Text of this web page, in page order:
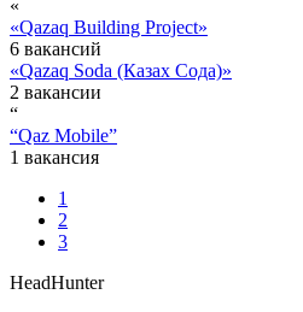
«
«Qazaq Building Project»
6 вакансий
«Qazaq Soda (Казах Сода)»
2 вакансии
“
“Qaz Mobile”
1 вакансия
1
2
3
HeadHunter